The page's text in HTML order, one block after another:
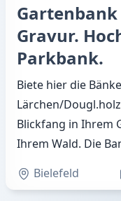
Gravur.
Parkbank.
Biete hier die
Lärchen/
Blickfang in Ihrem
Ihrem Wald. Die
Bielefeld